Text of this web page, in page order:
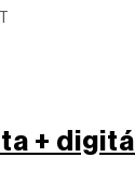
+ digitál